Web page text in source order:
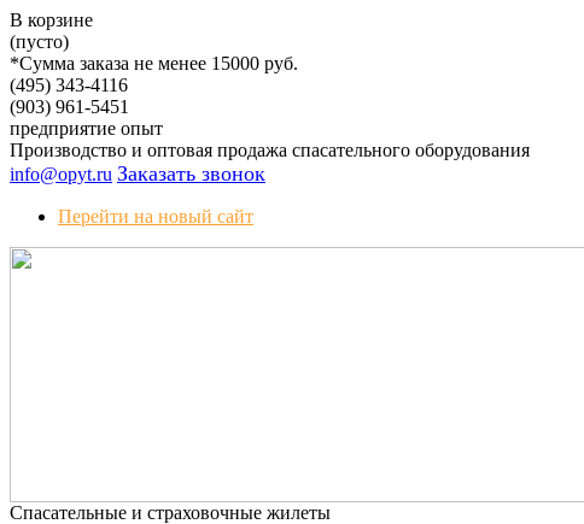
В корзине
(пусто)
*Сумма заказа не менее 15000 руб.
(495) 343-4116
(903) 961-5451
предприятие опыт
Производство и оптовая продажа спасательного оборудования
info@opyt.ru Заказать звонок
Перейти на новый сайт
Спасательные и страховочные жилеты